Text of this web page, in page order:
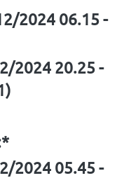
2024 06.15 -
2024 20.25 -
2024 05.45 -